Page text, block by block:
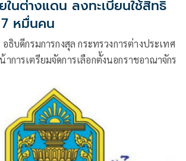
ในต่างแดน ลงทะเบียนใช้สิทธิ์
หมื่นคน
ธิบดีกรมการกงสุล กระทรวงการต่างประเทศ
การเตรียมจัดการเลือกตั้งนอกราชอาณาจักร